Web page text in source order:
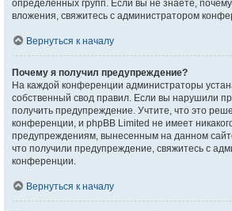
определённых групп. Если вы не знаете,
вложения, свяжитесь с администратором
Вернуться к началу
Почему я получил предупреждение?
На каждой конференции администраторы
собственный свод правил. Если вы нарушили
получить предупреждение. Учтите, что это
конференции, и phpBB Limited не имеет
предупреждениям, вынесенным на данном
что получили предупреждение, свяжитесь с
конференции.
Вернуться к началу